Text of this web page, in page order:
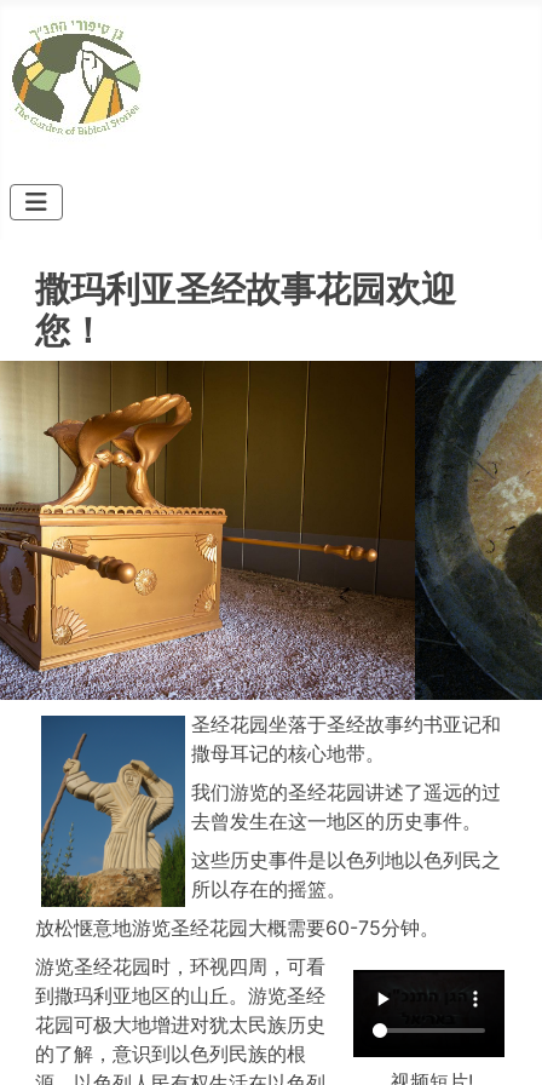
撒玛利亚圣经故事花园欢迎
您！
圣经花园坐落于圣经故事约书亚记和
撒母耳记的核心地带。
我们游览的圣经花园讲述了遥远的过
去曾发生在这一地区的历史事件。
这些历史事件是以色列地以色列民之
所以存在的摇篮。
放松惬意地游览圣经花园大概需要60-75分钟。
游览圣经花园时，环视四周，可看
到撒玛利亚地区的山丘。游览圣经
花园可极大地增进对犹太民族历史
的了解，意识到以色列民族的根